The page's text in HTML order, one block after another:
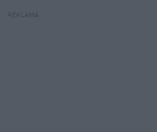
REKLAMA